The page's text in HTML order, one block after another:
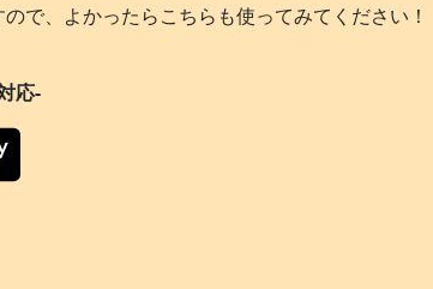
で、よかったらこちらも使ってみてください！
応-